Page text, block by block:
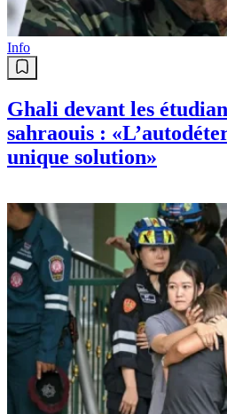
Info
Ghali devant les
sahraouis :
unique solution»